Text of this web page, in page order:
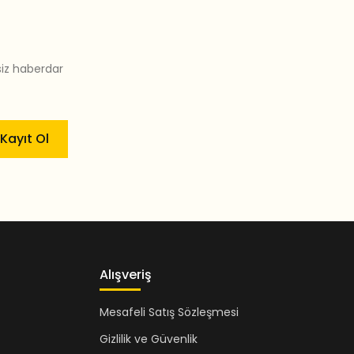
haberdar
Kayıt Ol
Alışveriş
Mesafeli Satış Sözleşmesi
Gizlilik ve Güvenlik